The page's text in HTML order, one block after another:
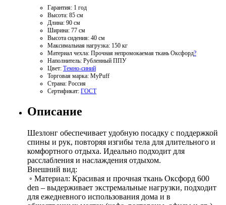
Гарантия: 1 год
Высота: 85 см
Длина: 90 см
Ширина: 77 см
Высота сидения: 40 см
Максимальная нагрузка: 150 кг
Материал чехла: Прочная непромокаемая ткань Оксфорд?
Наполнитель: Рубленный ППУ
Цвет: Темно-синий
Торговая марка: MyPuff
Страна: Россия
Сертификат: ГОСТ
Описание
Шезлонг обеспечивает удобную посадку с поддержкой
спины и рук, повторяя изгибы тела для длительного и
комфортного отдыха. Идеально подходит для
расслабления и наслаждения отдыхом.
Внешний вид:
◦ Материал: Красивая и прочная ткань Оксфорд 600
den – выдерживает экстремальные нагрузки, подходит
для ежедневного использования дома и в